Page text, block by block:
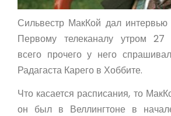
Сильвестр МакКой дал интервью
Первому телеканалу утром 27
всего прочего у него
Радагаста Карего в Хоббите.
Что касается расписания, то
он был в Веллингтоне в